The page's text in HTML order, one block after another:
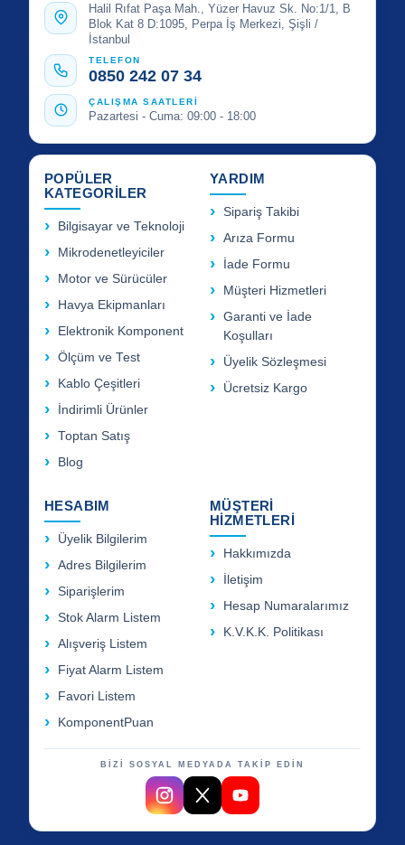
Halil Rıfat Paşa Mah., Yüzer Havuz Sk. No:1/1, B
Blok Kat 8 D:1095, Perpa İş Merkezi, Şişli /
İstanbul
TELEFON
0850 242 07 34
ÇALIŞMA SAATLERİ
Pazartesi - Cuma: 09:00 - 18:00
POPÜLER
KATEGORİLER
Bilgisayar ve Teknoloji
Mikrodenetleyiciler
Motor ve Sürücüler
Havya Ekipmanları
Elektronik Komponent
Ölçüm ve Test
Kablo Çeşitleri
İndirimli Ürünler
Toptan Satış
Blog
YARDIM
Sipariş Takibi
Arıza Formu
İade Formu
Müşteri Hizmetleri
Garanti ve İade
Koşulları
Üyelik Sözleşmesi
Ücretsiz Kargo
HESABIM
Üyelik Bilgilerim
Adres Bilgilerim
Siparişlerim
Stok Alarm Listem
Alışveriş Listem
Fiyat Alarm Listem
Favori Listem
KomponentPuan
MÜŞTERİ
HİZMETLERİ
Hakkımızda
İletişim
Hesap Numaralarımız
K.V.K.K. Politikası
BİZİ SOSYAL MEDYADA TAKİP EDİN